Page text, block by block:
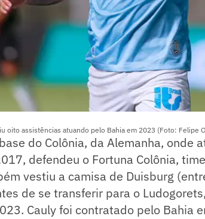
oito assistências atuando pelo Bahia em 2023 (Foto: Felipe
do Colônia, da Alemanha, onde
defendeu o Fortuna Colônia,
vestiu a camisa de Duisburg
de se transferir para o
Cauly foi contratado pelo Bahia